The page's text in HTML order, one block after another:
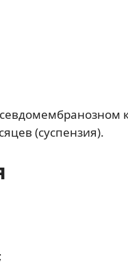
(суспензия).
;